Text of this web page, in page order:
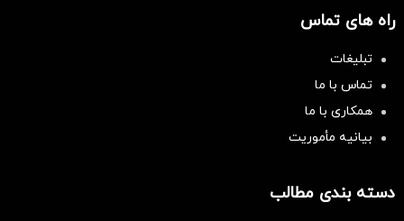
راه های تماس
تبلیغات
تماس با ما
همکاری با ما
بیانیه مأموریت
دسته بندی مطالب